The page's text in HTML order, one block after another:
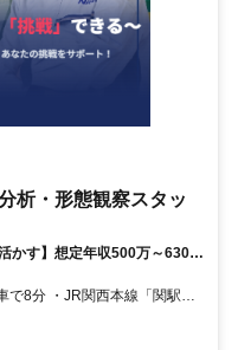
析・形態観察スタッ
かす】想定年収500万～630
り。完全フルフレックス×在
で8分 ・JR関西本線「関駅」
線「亀山(三重)駅」 ・ＪＲ関